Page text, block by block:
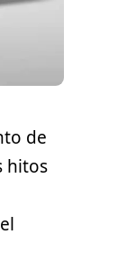
de
hitos